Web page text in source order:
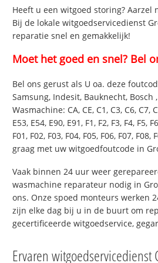
Heeft u een witgoed storing?
Bij de lokale witgoedservicedienst
reparatie snel en gemakkelijk!
Moet het goed en snel? Bel
Bel ons gerust als U oa. deze
Samsung, Indesit, Bauknecht,
Wasmachine: CA, CE, C1, C3, C6, C7,
E53, E54, E90, E91, F1, F2, F3, F4, F5,
F01, F02, F03, F04, F05, F06, F07, F08,
graag met uw witgoedfoutcode in
Vaak binnen 24 uur weer
wasmachine reparateur nodig in
ons. Onze spoed monteurs werken
zijn elke dag bij u in de buurt om
gecertificeerde witgoedservice,
Ervaren witgoedservicedienst